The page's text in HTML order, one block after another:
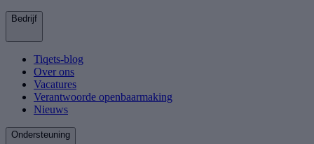
Bedrijf
Tiqets-blog
Over ons
Vacatures
Verantwoorde openbaarmaking
Nieuws
Ondersteuning